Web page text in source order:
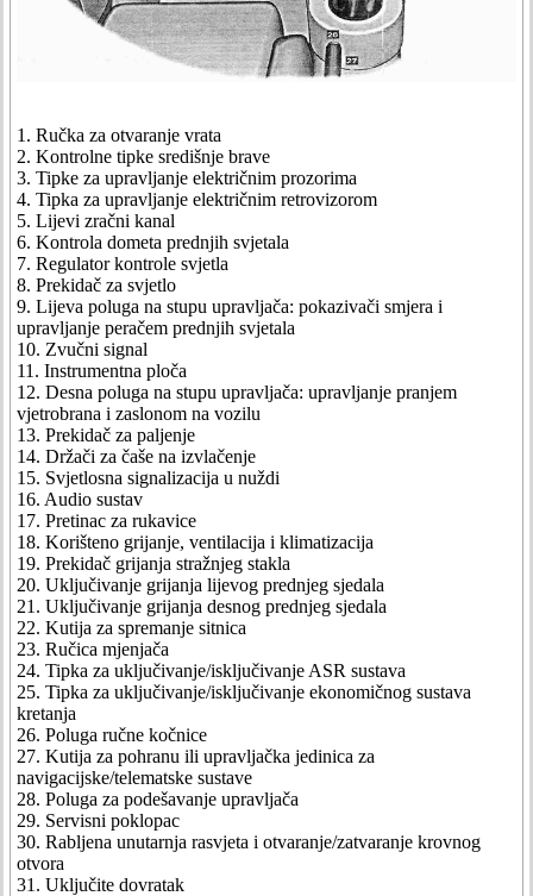
1. Ručka za otvaranje vrata
2. Kontrolne tipke središnje brave
3. Tipke za upravljanje električnim prozorima
4. Tipka za upravljanje električnim retrovizorom
5. Lijevi zračni kanal
6. Kontrola dometa prednjih svjetala
7. Regulator kontrole svjetla
8. Prekidač za svjetlo
9. Lijeva poluga na stupu upravljača: pokazivači smjera i
upravljanje peračem prednjih svjetala
10. Zvučni signal
11. Instrumentna ploča
12. Desna poluga na stupu upravljača: upravljanje pranjem
vjetrobrana i zaslonom na vozilu
13. Prekidač za paljenje
14. Držači za čaše na izvlačenje
15. Svjetlosna signalizacija u nuždi
16. Audio sustav
17. Pretinac za rukavice
18. Korišteno grijanje, ventilacija i klimatizacija
19. Prekidač grijanja stražnjeg stakla
20. Uključivanje grijanja lijevog prednjeg sjedala
21. Uključivanje grijanja desnog prednjeg sjedala
22. Kutija za spremanje sitnica
23. Ručica mjenjača
24. Tipka za uključivanje/isključivanje ASR sustava
25. Tipka za uključivanje/isključivanje ekonomičnog sustava
kretanja
26. Poluga ručne kočnice
27. Kutija za pohranu ili upravljačka jedinica za
navigacijske/telematske sustave
28. Poluga za podešavanje upravljača
29. Servisni poklopac
30. Rabljena unutarnja rasvjeta i otvaranje/zatvaranje krovnog
otvora
31. Uključite dovratak